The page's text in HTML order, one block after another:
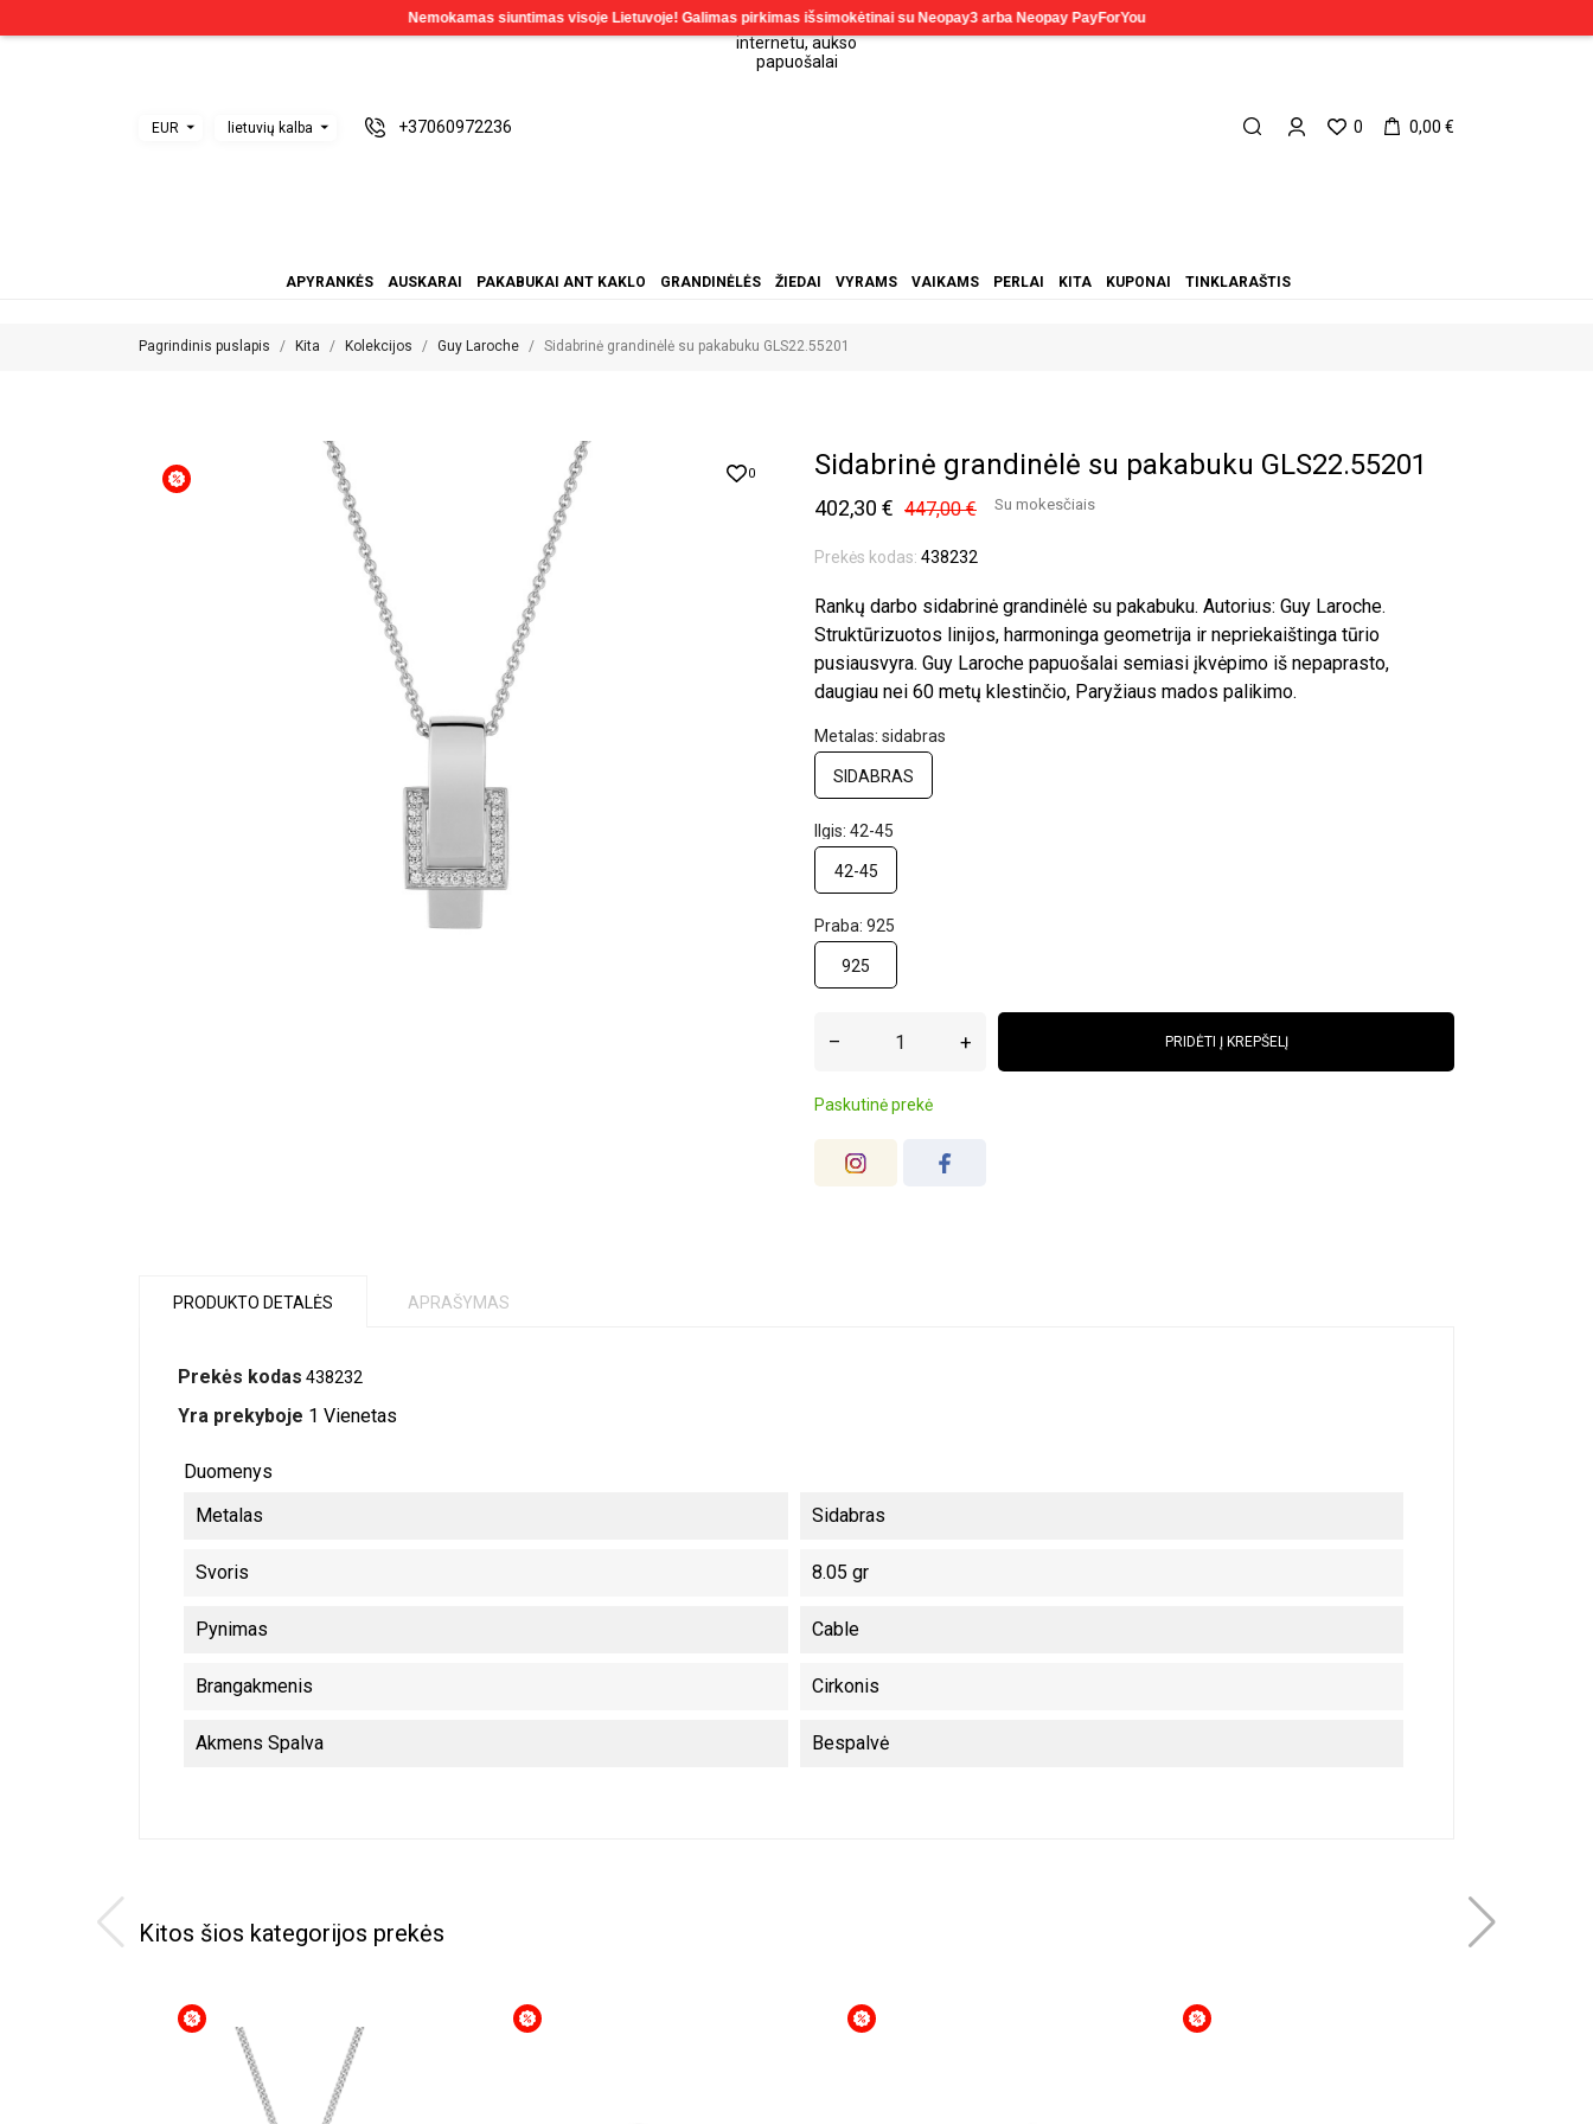
EUR lietuvių kalba +37060972236 0 0,00 €
APYRANKĖS AUSKARAI PAKABUKAI ANT KAKLO GRANDINĖLĖS ŽIEDAI VYRAMS VAIKAMS PERLAI KITA KUPONAI TINKLARAŠTIS
Pagrindinis puslapis Kita Kolekcijos Guy Laroche Sidabrinė grandinėlė su pakabuku GLS22.55201
0 Sidabrinė grandinėlė su pakabuku GLS22.55201
402,30 € 447,00 € Su mokesčiais
Prekės kodas: 438232
Rankų darbo sidabrinė grandinėlė su pakabuku. Autorius: Guy Laroche.
Struktūrizuotos linijos, harmoninga geometrija ir nepriekaištinga tūrio
pusiausvyra. Guy Laroche papuošalai semiasi įkvėpimo iš nepaprasto,
daugiau nei 60 metų klestinčio, Paryžiaus mados palikimo.
Metalas: sidabras
SIDABRAS
Ilgis: 42-45
42-45
Praba: 925
925
– + PRIDĖTI Į KREPŠELĮ
Paskutinė prekė
PRODUKTO DETALĖS APRAŠYMAS
Prekės kodas 438232
Yra prekyboje 1 Vienetas
Duomenys
Metalas
Sidabras
Svoris 8.05 gr
Pynimas Cable
Brangakmenis Cirkonis
Akmens Spalva Bespalvė
Kitos šios kategorijos prekės